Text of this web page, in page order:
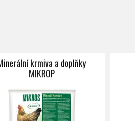
krmiva a doplňky
MIKROP